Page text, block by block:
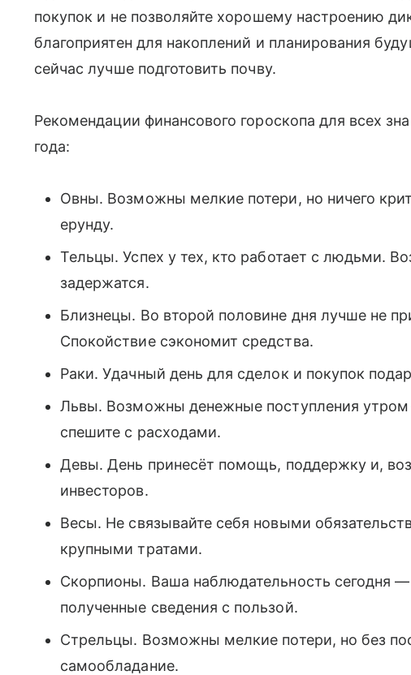
покупок и не позволяйте хорошему настроению
благоприятен для накоплений и планирования
сейчас лучше подготовить почву.
Рекомендации финансового гороскопа для всех
года:
Овны. Возможны мелкие потери, но ничего
ерунду.
Тельцы. Успех у тех, кто работает с людьми.
задержатся.
Близнецы. Во второй половине дня лучше не
Спокойствие сэкономит средства.
Раки. Удачный день для сделок и покупок
Львы. Возможны денежные поступления утром
спешите с расходами.
Девы. День принесёт помощь, поддержку и,
инвесторов.
Весы. Не связывайте себя новыми
крупными тратами.
Скорпионы. Ваша наблюдательность сегодня
полученные сведения с пользой.
Стрельцы. Возможны мелкие потери, но без
самообладание.